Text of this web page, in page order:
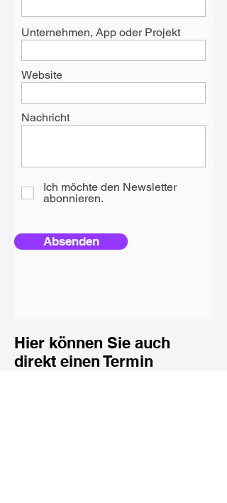
Unternehmen, App oder Projekt
Website
Nachricht
Ich möchte den Newsletter
abonnieren.
Absenden
Hier können Sie auch
direkt einen Termin